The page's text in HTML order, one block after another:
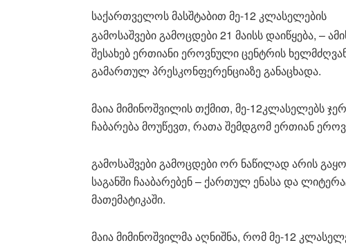
საქართველოს მასშტაბით მე-12 კლასელების
გამოსაშვები გამოცდები 21 მაისს დაიწყება, –
შესახებ ერთიანი ეროვნული ცენტრის
გამართულ პრესკონფერენციაზე განაცხადა.
მაია მიმინოშვილის თქმით, მე-12კლასელებს
ჩაბარება მოუწევთ, რათა შემდგომ ერთიან
გამოსაშვები გამოცდები ორ ნაწილად არის
საგანში ჩააბარებენ – ქართულ ენასა და
მათემატიკაში.
მაია მიმინოშვილმა აღნიშნა, რომ მე-12